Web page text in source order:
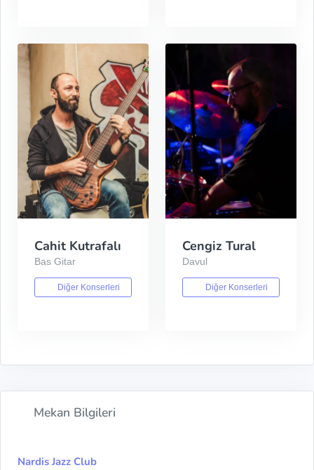
Cahit Kutrafalı
Bas Gitar
Diğer Konserleri
Cengiz Tural
Davul
Diğer Konserleri
Mekan Bilgileri
Nardis Jazz Club